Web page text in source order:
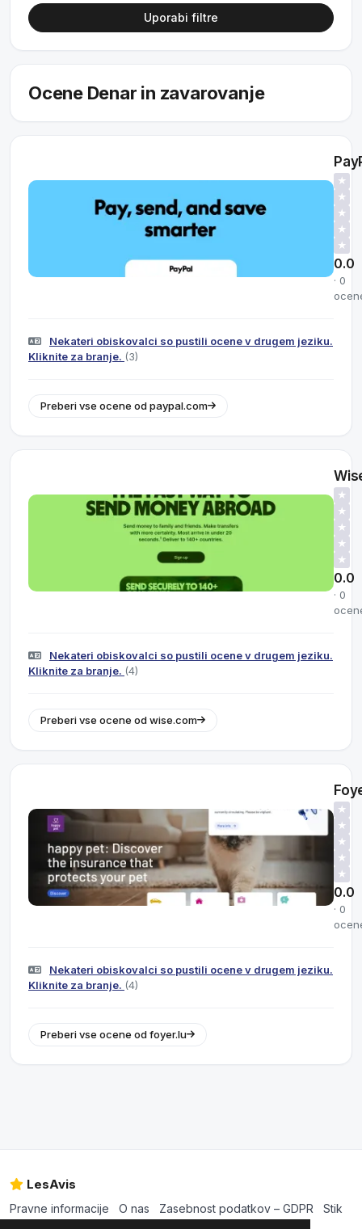
Uporabi filtre
Ocene Denar in zavarovanje
★
★
★
★
★
0.0
· 0
Nekateri obiskovalci so pustili ocene v drugem jeziku.
Kliknite za branje. (3)
Preberi vse ocene od paypal.com
★
★
★
★
★
0.0
· 0
Nekateri obiskovalci so pustili ocene v drugem jeziku.
Kliknite za branje. (4)
Preberi vse ocene od wise.com
★
★
★
★
★
0.0
· 0
Nekateri obiskovalci so pustili ocene v drugem jeziku.
Kliknite za branje. (4)
Preberi vse ocene od foyer.lu
LesAvis
Pravne informacije O nas Zasebnost podatkov – GDPR Stik